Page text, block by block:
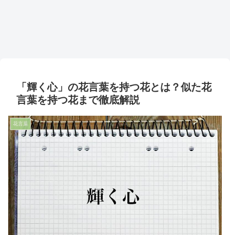
「輝く心」の花言葉を持つ花とは？似た花
言葉を持つ花まで徹底解説
花言葉